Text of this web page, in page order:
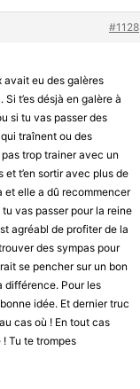
#1128
avait eu des galères
t’es désjà en galère à
si tu vas passer des
traînent ou des
trop trainer avec un
et t’en sortir avec plus de
et elle a dû recommencer
tu vas passer pour la reine
agréabl de profiter de la
des sympas pour
se pencher sur un bon
différence. Pour les
idée. Et dernier truc
cas où ! En tout cas
Tu te trompes